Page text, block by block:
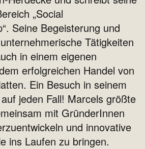
„Social
Seine Begeisterung und
Tätigkeiten
in einem eigenen
erfolgreichen Handel von
Ein Besuch in seinem
jeden Fall! Marcels größte
mit GründerInnen
und innovative
ins Laufen zu bringen.